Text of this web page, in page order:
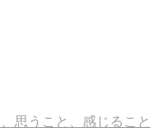
思うこと、感じること